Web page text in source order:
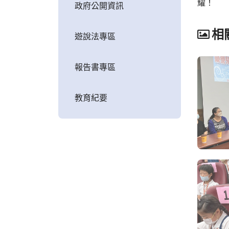
政府公開資訊
遊說法專區
報告書專區
教育紀要
耀！
相